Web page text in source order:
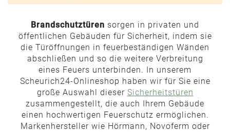
Brandschutztüren sorgen in privaten und
öffentlichen Gebäuden für Sicherheit, indem sie
die Türöffnungen in feuerbeständigen Wänden
abschließen und so die weitere Verbreitung
eines Feuers unterbinden. In unserem
Scheurich24-Onlineshop haben wir für Sie eine
große Auswahl dieser Sicherheitstüren
zusammengestellt, die auch Ihrem Gebäude
einen hochwertigen Feuerschutz ermöglichen.
Markenhersteller wie Hörmann, Novoferm oder